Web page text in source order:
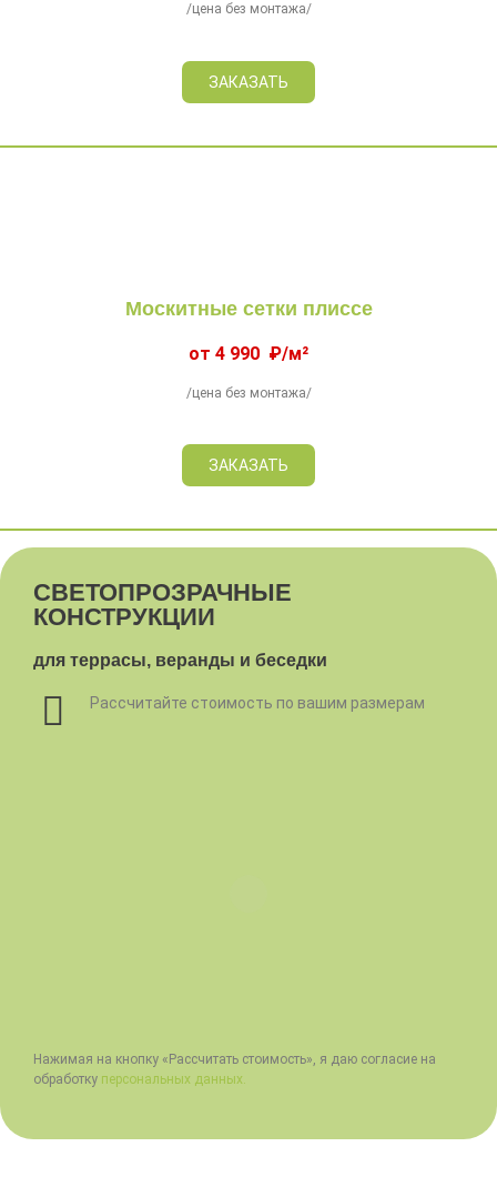
/цена без монтажа/
ЗАКАЗАТЬ
Москитные сетки плиссе
от 4 990 ₽/м²
/цена без монтажа/
ЗАКАЗАТЬ
CВЕТОПРОЗРАЧНЫЕ
КОНСТРУКЦИИ
для террасы, веранды и беседки
Рассчитайте стоимость по вашим размерам
Нажимая на кнопку «Рассчитать стоимость», я даю согласие на
обработку персональных данных.